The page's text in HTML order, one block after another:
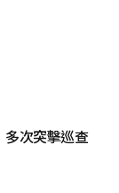
多次突擊巡查